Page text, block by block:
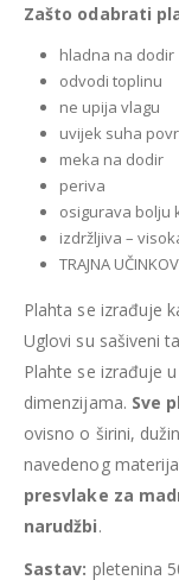
Zašto odabrati
hladna na dodir
odvodi toplinu
ne upija vlagu
uvijek suha
meka na dodir
periva
osigurava bolju
izdržljiva –
TRAJNA
Plahta se izrađuje
Uglovi su sašiveni
Plahte se izrađuje
dimenzijama. Sve
ovisno o širini,
navedenog
presvlake za
narudžbi.
Sastav: pletenina